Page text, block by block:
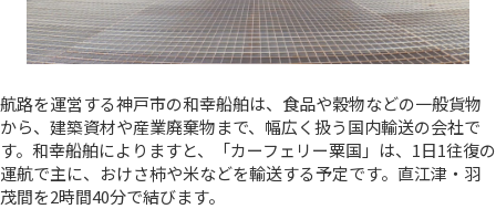
航路を運営する神戸市の和幸船舶は、食品や穀物などの一般貨物
から、建築資材や産業廃棄物まで、幅広く扱う国内輸送の会社で
す。和幸船舶によりますと、「カーフェリー粟国」は、1日1往復の
運航で主に、おけさ柿や米などを輸送する予定です。直江津・羽
茂間を2時間40分で結びます。